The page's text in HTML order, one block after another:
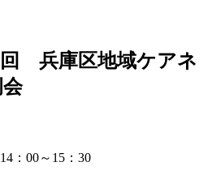
兵庫区地域ケアネ
：00～15：30